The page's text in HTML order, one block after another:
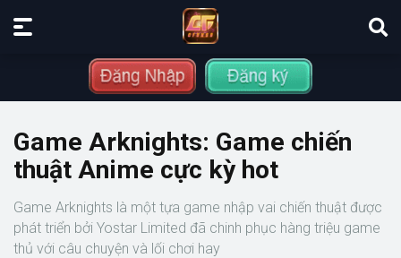
Game Arknights: Game chiến
thuật Anime cực kỳ hot
Game Arknights là một tựa game nhập vai chiến thuật được
phát triển bởi Yostar Limited đã chinh phục hàng triệu game
thủ với câu chuyện và lối chơi hay